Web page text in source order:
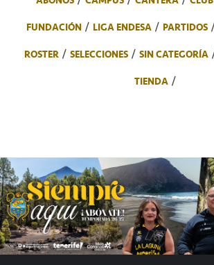
FUNDACIÓN
LIGA ENDESA PARTIDOS
ROSTER
SELECCIONES SIN CATEGORÍA
TIENDA